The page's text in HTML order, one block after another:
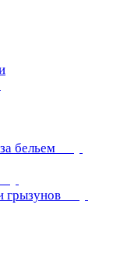
бельем
грызунов